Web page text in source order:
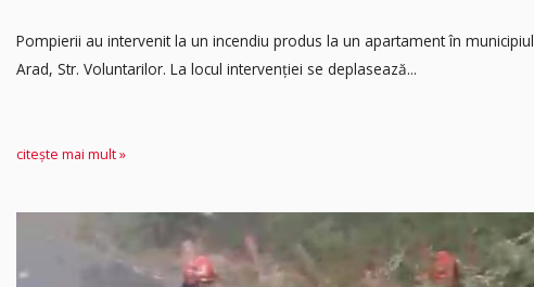
Pompierii au intervenit la un incendiu produs la un apartament în municipiul
Arad, Str. Voluntarilor. La locul intervenției se deplasează...
citește mai mult »